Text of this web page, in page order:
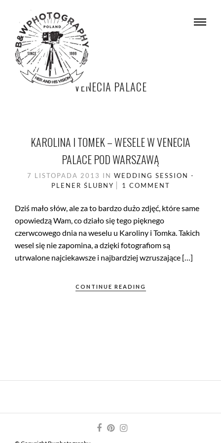
VENECIA PALACE
KAROLINA I TOMEK – WESELE W VENECIA
PALACE POD WARSZAWĄ
7 LISTOPADA 2013 IN WEDDING SESSION -
PLENER ŚLUBNY
1 COMMENT
Dziś mało słów, ale za to bardzo dużo zdjęć, które same
opowiedzą Wam, co działo się tego pięknego
czerwcowego dnia na weselu u Karoliny i Tomka. Takich
wesel się nie zapomina, a dzięki fotografiom są
utrwalone najciekawsze i najbardziej wzruszające […]
CONTINUE READING